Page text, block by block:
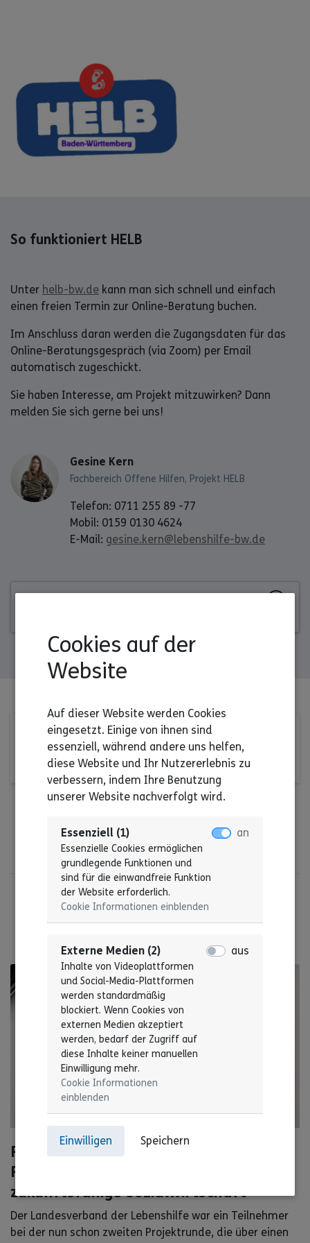
So funktioniert HELB
Unter helb-bw.de kann man sich schnell und einfach
einen freien Termin zur Online-Beratung buchen.
Im Anschluss daran werden die Zugangsdaten für das
Online-Beratungsgespräch (via Zoom) per Email
automatisch zugeschickt.
Sie haben Interesse, am Projekt mitzuwirken? Dann
melden Sie sich gerne bei uns!
Gesine Kern
Fachbereich Offene Hilfen, Projekt HELB
Telefon: 0711 255 89 -77
Mobil: 0159 0130 4624
E-Mail: gesine.kern@lebenshilfe-bw.de
RENA – Paritätisches Netzwerk für
Resilienz und Nachhaltigkeit für eine
zukunftsfähige Sozialwirtschaft
Der Landesverband der Lebenshilfe war ein Teilnehmer
bei der nun schon zweiten Projektrunde, die über einen
Cookies auf der
Website
Auf dieser Website werden Cookies
eingesetzt. Einige von ihnen sind
essenziell, während andere uns helfen,
diese Website und Ihr Nutzererlebnis zu
verbessern, indem Ihre Benutzung
unserer Website nachverfolgt wird.
Essenziell (1)
Essenzielle Cookies ermöglichen
grundlegende Funktionen und
sind für die einwandfreie Funktion
der Website erforderlich.
Cookie Informationen einblenden
an
Externe Medien (2)
Inhalte von Videoplattformen
und Social-Media-Plattformen
werden standardmäßig
blockiert. Wenn Cookies von
externen Medien akzeptiert
werden, bedarf der Zugriff auf
diese Inhalte keiner manuellen
Einwilligung mehr.
Cookie Informationen
einblenden
aus
Einwilligen Speichern